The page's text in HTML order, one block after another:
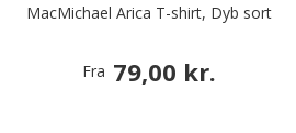
MacMichael Arica T-shirt, Dyb sort
Fra 79,00 kr.